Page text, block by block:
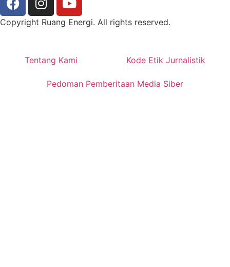
Copyright Ruang Energi. All rights reserved.
Tentang Kami Kode Etik Jurnalistik
Pedoman Pemberitaan Media Siber